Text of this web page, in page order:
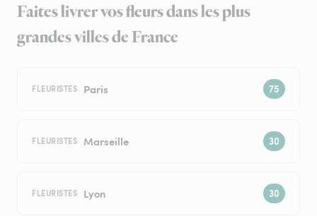
Faites livrer vos fleurs dans les plus
grandes villes de France
FLEURISTES Paris
FLEURISTES Marseille
FLEURISTES Lyon